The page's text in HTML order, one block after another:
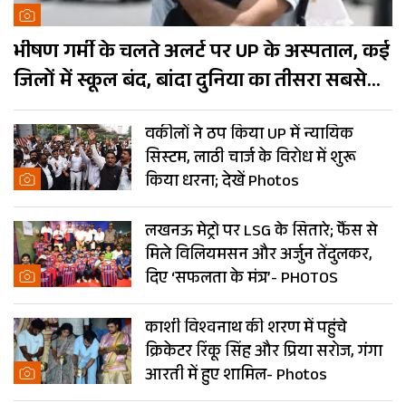
भीषण गर्मी के चलते अलर्ट पर UP के अस्पताल, कई
जिलों में स्कूल बंद, बांदा दुनिया का तीसरा सबसे
गर्म शहर
वकीलों ने ठप किया UP में न्यायिक
सिस्टम, लाठी चार्ज के विरोध में शुरू
किया धरना; देखें Photos
लखनऊ मेट्रो पर LSG के सितारे; फैंस से
मिले विलियमसन और अर्जुन तेंदुलकर,
दिए ‘सफलता के मंत्र’- PHOTOS
काशी विश्वनाथ की शरण में पहुंचे
क्रिकेटर रिंकू सिंह और प्रिया सरोज, गंगा
आरती में हुए शामिल- Photos